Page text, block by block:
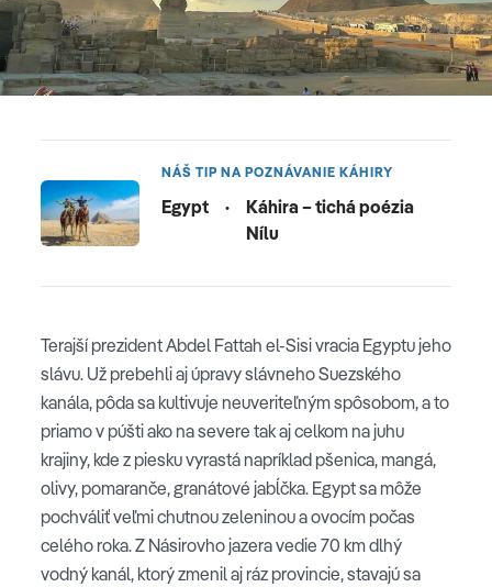
NÁŠ TIP NA POZNÁVANIE KÁHIRY
Egypt ·
Káhira – tichá poézia
Nílu
Terajší prezident Abdel Fattah el-Sisi vracia Egyptu jeho
slávu. Už prebehli aj úpravy slávneho Suezského
kanála, pôda sa kultivuje neuveriteľným spôsobom, a to
priamo v púšti ako na severe tak aj celkom na juhu
krajiny, kde z piesku vyrastá napríklad pšenica, mangá,
olivy, pomaranče, granátové jabĺčka. Egypt sa môže
pochváliť veľmi chutnou zeleninou a ovocím počas
celého roka. Z Násirovho jazera vedie 70 km dlhý
vodný kanál, ktorý zmenil aj ráz provincie, stavajú sa